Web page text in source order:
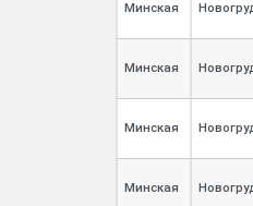
Минская
Минская
Минская
Минская